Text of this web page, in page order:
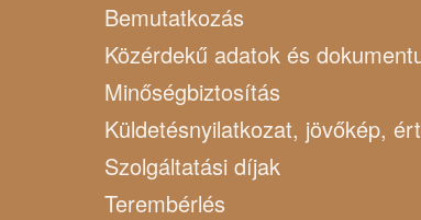
Bemutatkozás
Közérdekű adatok és
Minőségbiztosítás
Küldetésnyilatkozat, jövőkép,
Szolgáltatási díjak
Terembérlés